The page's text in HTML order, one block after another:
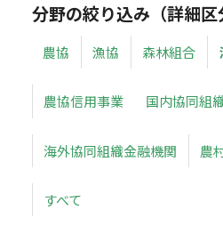
分野の絞り込み（詳細区
農協 漁協 森林組合
農協信用事業 国内協同組
海外協同組織金融機関 農
すべて